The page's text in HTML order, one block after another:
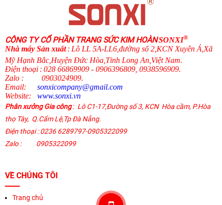
CÔNG TY CỔ PHẦN TRANG SỨC KIM HOÀNSONXI®
Nhà máy Sản xuất : Lô LL 5A-LL6,đường số 2,KCN Xuyên Á,Xã
Mỹ Hạnh Bắc,Huyện Đức Hòa,Tỉnh Long An,Việt Nam.
Điện thoại : 028 66869909 - 0906396809, 0938596909.
Zalo : 0903024909.
Email:
sonxicompany@gmail.com
Website:
www.sonxi.vn
Phân xưởng Gia công: Lô C1-17,Đường số 3, KCN Hòa cầm, P.Hòa
thọ Tây, Q.Cẩm Lệ,Tp Đà Nẵng.
Điện thoại : 0236 6289797-0905322099
Zalo : 0905322099
VỀ CHÚNG TÔI
Trang chủ